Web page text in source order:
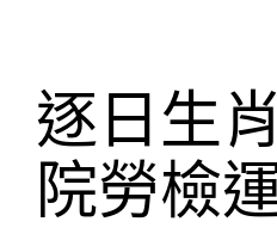
逐日生
院勞檢